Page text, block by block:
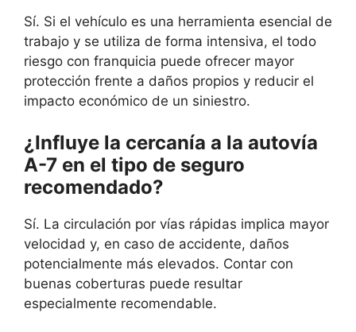
Sí. Si el vehículo es una herramienta esencial de
trabajo y se utiliza de forma intensiva, el todo
riesgo con franquicia puede ofrecer mayor
protección frente a daños propios y reducir el
impacto económico de un siniestro.
¿Influye la cercanía a la autovía
A-7 en el tipo de seguro
recomendado?
Sí. La circulación por vías rápidas implica mayor
velocidad y, en caso de accidente, daños
potencialmente más elevados. Contar con
buenas coberturas puede resultar
especialmente recomendable.